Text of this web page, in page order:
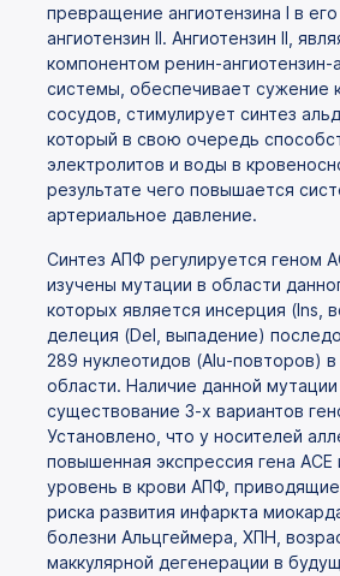
превращение ангиотензина I в
ангиотензин II. Ангиотензин II,
компонентом ренин-
системы, обеспечивает сужение
сосудов, стимулирует синтез
который в свою очередь
электролитов и воды в
результате чего повышается
артериальное давление.
Синтез АПФ регулируется геном
изучены мутации в области
которых является инсерция (Ins,
делеция (Del, выпадение)
289 нуклеотидов (Alu-повторов) в
области. Наличие данной
существование 3-х вариантов
Установлено, что у носителей
повышенная экспрессия гена АСЕ
уровень в крови АПФ,
риска развития инфаркта
болезни Альцгеймера, ХПН,
маккулярной дегенерации в